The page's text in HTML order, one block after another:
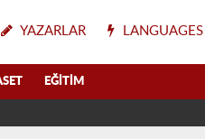
YAZARLAR LANGUAGES
EĞITIM